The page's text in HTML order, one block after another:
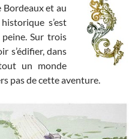
Bordeaux et au
s’est
Sur trois
s’édifier, dans
un monde
pas de cette aventure.